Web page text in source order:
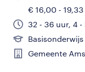
€ 16,00 -
32 - 36 uur, 4 -
Basisonderwijs
Gemeente